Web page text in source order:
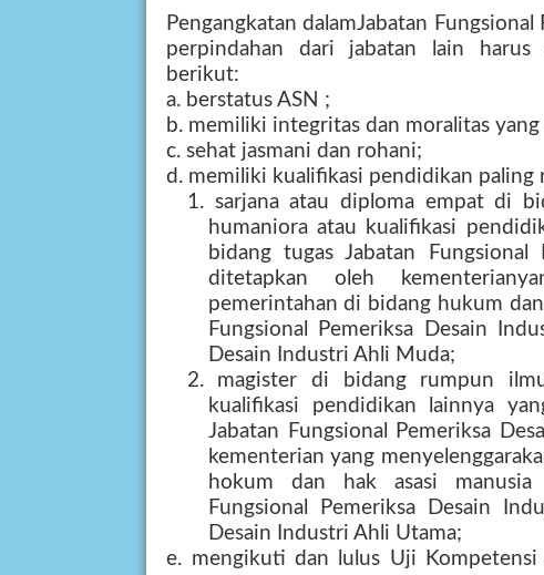
Pengangkatan dalamJabatan
perpindahan dari jabatan lain harus
berikut:
a. berstatus ASN ;
b. memiliki integritas dan moralitas yang
c. sehat jasmani dan rohani;
d. memiliki kualifikasi pendidikan paling
1. sarjana atau diploma empat di
humaniora atau kualifikasi
bidang tugas Jabatan
ditetapkan oleh
pemerintahan di bidang hukum
Fungsional Pemeriksa Desain
Desain Industri Ahli Muda;
2. magister di bidang rumpun
kualifikasi pendidikan lainnya
Jabatan Fungsional Pemeriksa
kementerian yang
hokum dan hak asasi
Fungsional Pemeriksa Desain
Desain Industri Ahli Utama;
e. mengikuti dan lulus Uji Kompetensi